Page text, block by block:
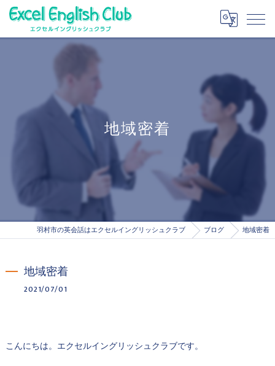
地域密着
羽村市の英会話はエクセルイングリッシュクラブ ブログ 地域密着
地域密着
2021/07/01
こんにちは。エクセルイングリッシュクラブです。